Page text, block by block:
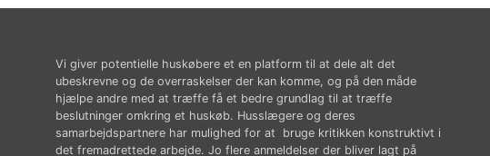
Vi giver potentielle huskøbere et en platform til at dele alt det
ubeskrevne og de overraskelser der kan komme, og på den måde
hjælpe andre med at træffe få et bedre grundlag til at træffe
beslutninger omkring et huskøb. Husslægere og deres
samarbejdspartnere har mulighed for at bruge kritikken konstruktivt i
det fremadrettede arbejde. Jo flere anmeldelser der bliver lagt på